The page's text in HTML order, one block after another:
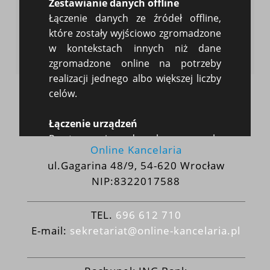
Zestawianie danych offline
Łączenie danych ze źródeł offline,
które zostały wyjściowo zgromadzone
w kontekstach innych niż dane
zgromadzone online na potrzeby
realizacji jednego albo większej liczby
celów.
Łączenie urządzeń
Przetwarzanie danych w celu
powiązania ze sobą wielu urządzeń
należących do tego samego
użytkownika na potrzeby realizacji
jednego albo większej liczby celów.
Dokładne dane dotyczące
Gromadzenie i obsługa dokładnych
Przywołana uchwała SN nie wyjaśnia jednoznacznie tego
problemu. Dlatego lepiej wydać 5.90 zł
Online Kancelaria
ul.Gagarina 48/9, 54-620 Wrocław
NIP:8322017588
TEL. 696 612 710
E-mail: sekretariat@online-kancelaria.pl